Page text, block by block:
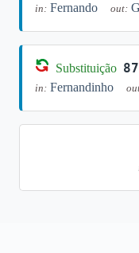
in: Fernando out:
Substituição
in: Fernandinho